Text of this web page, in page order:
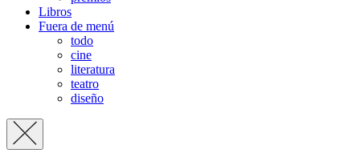
Libros
Fuera de menú
todo
cine
literatura
teatro
diseño